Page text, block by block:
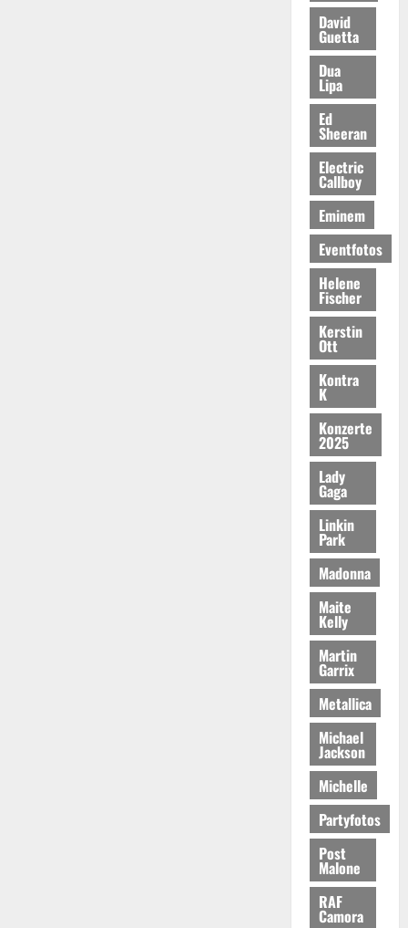
David
Guetta
Dua
Lipa
Ed
Sheeran
Electric
Callboy
Eminem
Eventfotos
Helene
Fischer
Kerstin
Ott
Kontra
K
Konzerte
2025
Lady
Gaga
Linkin
Park
Madonna
Maite
Kelly
Martin
Garrix
Metallica
Michael
Jackson
Michelle
Partyfotos
Post
Malone
RAF
Camora